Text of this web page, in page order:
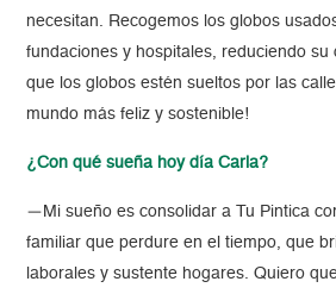
necesitan. Recogemos los globos
fundaciones y hospitales, reduciendo su
que los globos estén sueltos por las
mundo más feliz y sostenible!
¿Con qué sueña hoy día Carla?
— Mi sueño es consolidar a Tu Pintica
familiar que perdure en el tiempo, que
laborales y sustente hogares. Quiero